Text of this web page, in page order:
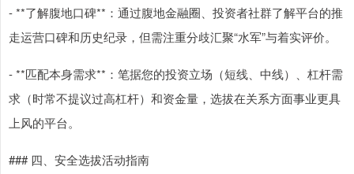
- **了解腹地口碑**：通过腹地金融圈、投资者社群了解平台的推
走运营口碑和历史纪录，但需注重分歧汇聚“水军”与着实评价。
- **匹配本身需求**：笔据您的投资立场（短线、中线）、杠杆需
求（时常不提议过高杠杆）和资金量，选拔在关系方面事业更具
上风的平台。
### 四、安全选拔活动指南